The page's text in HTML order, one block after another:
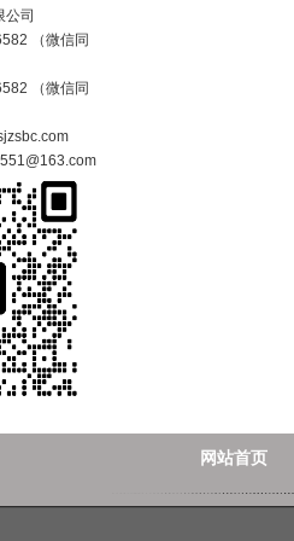
公司
（微信同
（微信同
网站首页